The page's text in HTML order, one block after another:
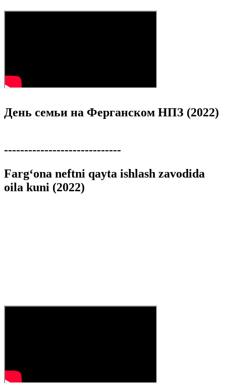
День семьи на Ферганском НПЗ (2022)
-----------------------------
Farg‘ona neftni qayta ishlash zavodida
oila kuni (2022)